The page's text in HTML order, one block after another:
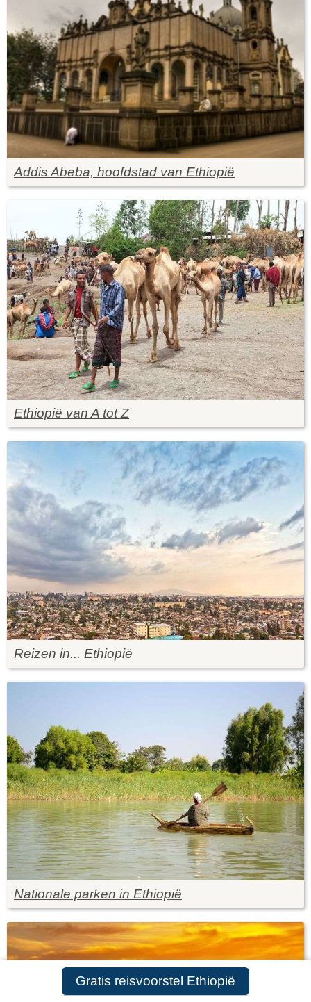
Gratis reisvoorstel Ethiopië
Addis Abeba, hoofdstad van Ethiopië
Ethiopië van A tot Z
Reizen in... Ethiopië
Nationale parken in Ethiopië